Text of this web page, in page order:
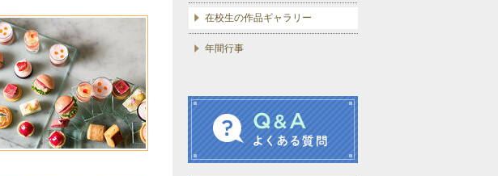
在校生の作品ギャラリー
年間行事